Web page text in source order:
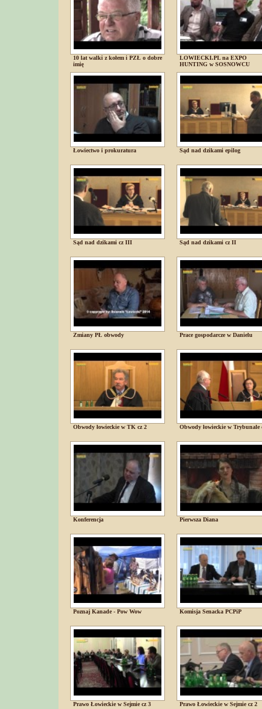
10 lat walki z kołem i PZŁ o dobre
imię
LOWIECKI.PL na EXPO
HUNTING w SOSNOWCU
Łowiectwo i prokuratura Sąd nad dzikami epilog
Sąd nad dzikami cz III Sąd nad dzikami cz II
Zmiany PŁ obwody Prace gospodarcze w Danielu
Obwody łowieckie w TK cz 2 Obwody łowieckie w Trybunale
Konferencja Pierwsza Diana
Poznaj Kanade - Pow Wow Komisja Senacka PCPiP
Prawo Łowieckie w Sejmie cz 3 Prawo Łowieckie w Sejmie cz 2